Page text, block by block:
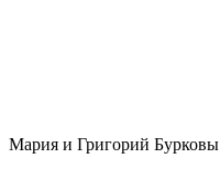
Мария и Григорий Бурковы